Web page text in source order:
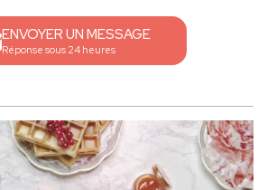
ENVOYER UN MESSAGE
Réponse sous 24 heures